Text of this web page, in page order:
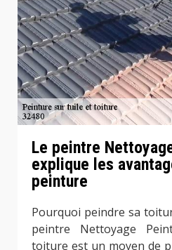
Le peintre
explique les
peinture
Pourquoi peindre sa
peintre Nettoyage
toiture est un moyen de